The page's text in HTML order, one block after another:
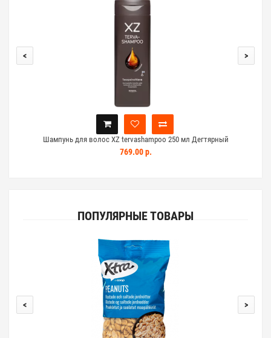
Шампунь для волос XZ tervashampoo 250 мл Дегтярный
769.00 р.
< >
ПОПУЛЯРНЫЕ ТОВАРЫ
< >